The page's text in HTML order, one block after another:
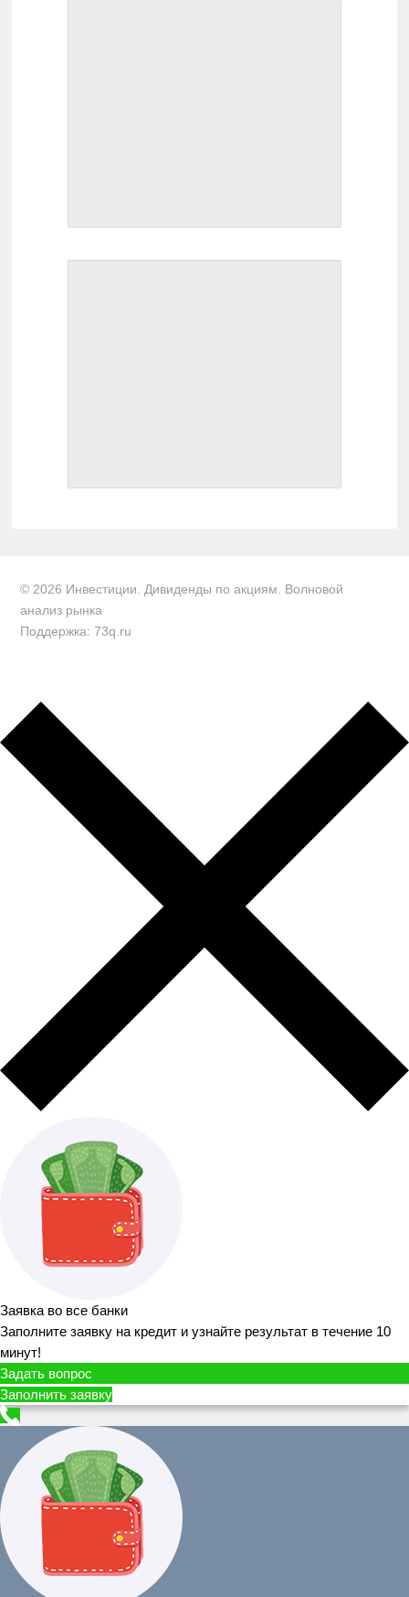
© 2026 Инвестиции. Дивиденды по акциям. Волновой
анализ рынка
Поддержка: 73q.ru
Заявка во все банки
Заполните заявку на кредит и узнайте результат в течение 10
минут!
Задать вопрос
Заполнить заявку